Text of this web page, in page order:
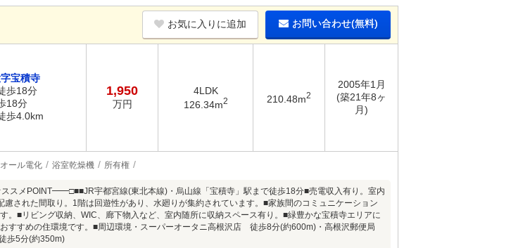
お気に入りに追加 お問い合わせ(無料)
宝積寺
歩18分
18分
歩4.0km
1,950
万円
4LDK
126.34m2 210.48m2
2005年1月
(築21年8ヶ
月)
オール電化 浴室乾燥機 所有権
スメPOINT━━□■■JR宇都宮線(東北本線)・烏山線「宝積寺」駅まで徒歩18分■売電収入有り。室内
された間取り。1階は回遊性があり、水廻りが集約されています。■家族間のコミュニケーション
。■リビング収納、WIC、廊下物入など、室内随所に収納スペース有り。■緑豊かな宝積寺エリアに
すすめの住環境です。■周辺環境・スーパーオータニ高根沢店 徒歩8分(約600m)・高根沢郵便局
歩5分(約350m)